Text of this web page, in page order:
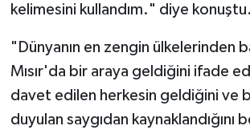
kelimesini kullandım." diye konuştu.
"Dünyanın en zengin ülkelerinden
Mısır'da bir araya geldiğini ifade
davet edilen herkesin geldiğini ve
duyulan saygıdan kaynaklandığını